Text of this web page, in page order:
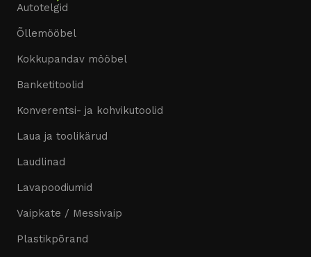
Autotelgid
Õllemööbel
Kokkupandav mööbel
Banketitoolid
Konverentsi- ja kohvikutoolid
Laua ja toolikärud
Laudlinad
Lavapoodiumid
Vaipkate / Messivaip
Plastikpõrand